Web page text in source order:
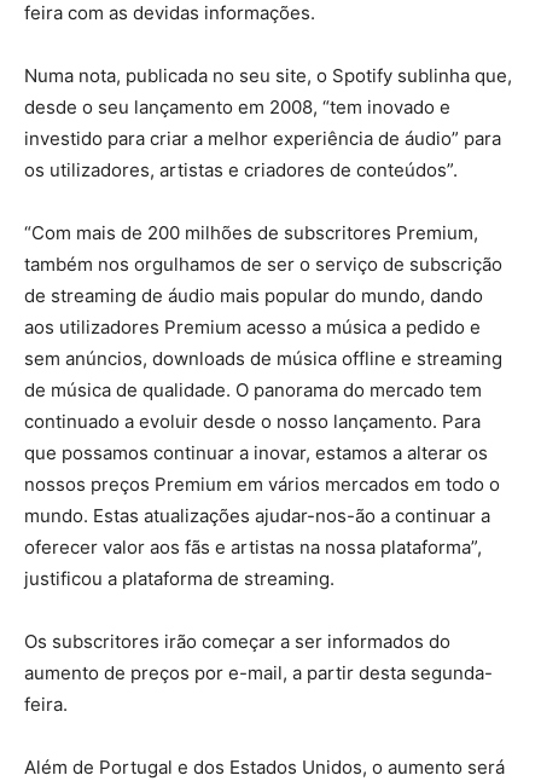
feira com as devidas informações.
Numa nota, publicada no seu site, o Spotify sublinha que,
desde o seu lançamento em 2008, “tem inovado e
investido para criar a melhor experiência de áudio” para
os utilizadores, artistas e criadores de conteúdos”.
“Com mais de 200 milhões de subscritores Premium,
também nos orgulhamos de ser o serviço de subscrição
de streaming de áudio mais popular do mundo, dando
aos utilizadores Premium acesso a música a pedido e
sem anúncios, downloads de música offline e streaming
de música de qualidade. O panorama do mercado tem
continuado a evoluir desde o nosso lançamento. Para
que possamos continuar a inovar, estamos a alterar os
nossos preços Premium em vários mercados em todo o
mundo. Estas atualizações ajudar-nos-ão a continuar a
oferecer valor aos fãs e artistas na nossa plataforma”,
justificou a plataforma de streaming.
Os subscritores irão começar a ser informados do
aumento de preços por e-mail, a partir desta segunda-
feira.
Além de Portugal e dos Estados Unidos, o aumento será